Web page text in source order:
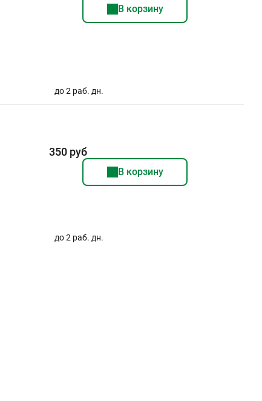
В корзину
до 2 раб. дн.
350 руб
В корзину
до 2 раб. дн.